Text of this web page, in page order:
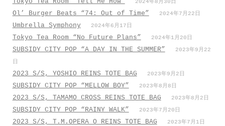
2024年8月30日
Ol’ Burger Beats “74: Out of Time” 2024年7月22日
Umbrella Symphony 2024年6月17日
Tokyo Tea Room “No Future Plans” 2024年1月20日
SUBSIDY CITY POP “A DAY IN THE SUMMER”
2023年9月22
日
2023 S/S, YOSHIO REINS TOTE BAG 2023年9月2日
SUBSIDY CITY POP “MELLOW BOY” 2023年8月8日
2023 S/S, TAMAMO CROSS REINS TOTE BAG 2023年8月2日
SUBSIDY CITY POP “RAINY WALK” 2023年7月20日
2023 S/S, T.M.OPERA O REINS TOTE BAG 2023年7月1日